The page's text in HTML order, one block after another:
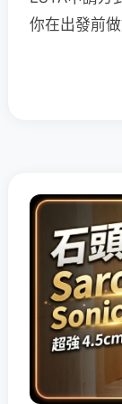
你在出發前